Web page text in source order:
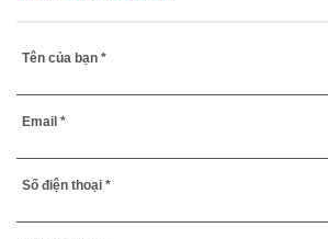
Tên của bạn *
Email *
Số điện thoại *